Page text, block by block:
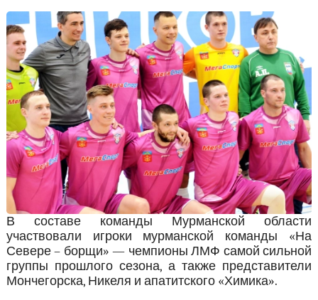
В составе команды Мурманской области
участвовали игроки мурманской команды «На
Севере – борщи» — чемпионы ЛМФ самой сильной
группы прошлого сезона, а также представители
Мончегорска, Никеля и апатитского «Химика».